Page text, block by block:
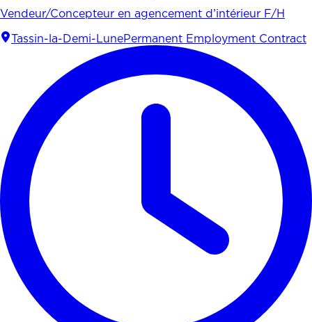
Vendeur/Concepteur en agencement d’intérieur F/H
Tassin-la-Demi-LunePermanent Employment Contract